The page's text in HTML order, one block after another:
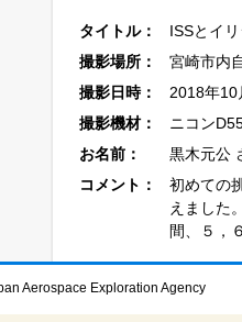
タイトル：
ISSとイ
撮影場所：
宮崎市内
撮影日時：
2018年
撮影機材：
ニコン
お名前：
黒木元公
コメント：
初めての
えました
間、５，
Aerospace Exploration Agency